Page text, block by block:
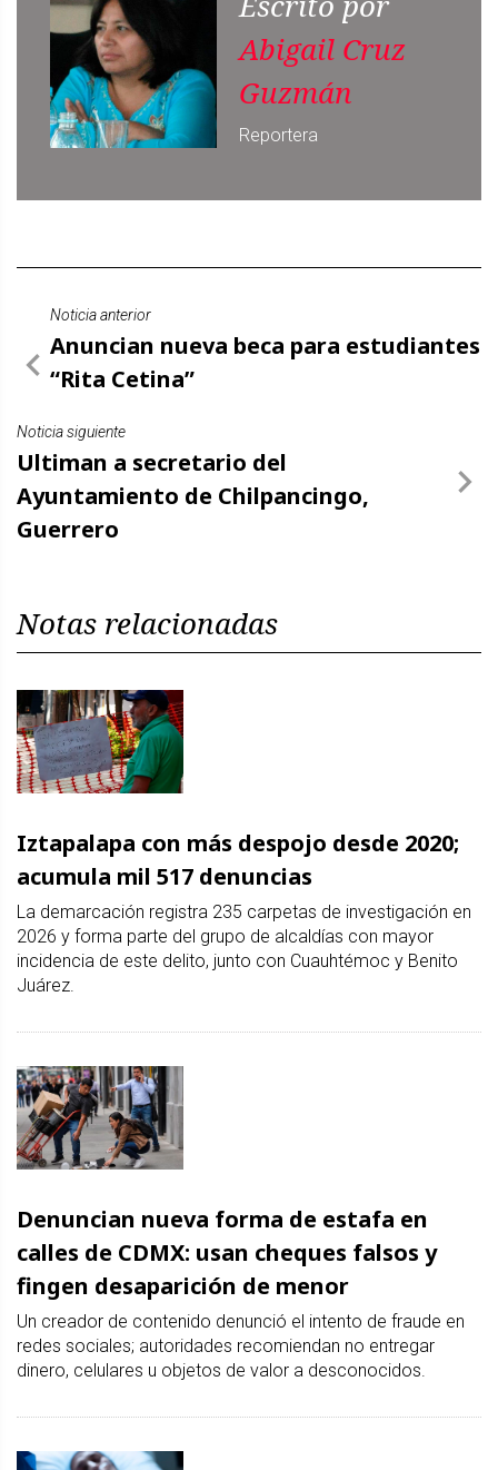
Abigail Cruz
Guzmán
Reportera
Noticia anterior
Anuncian nueva beca para estudiantes
“Rita Cetina”
Noticia siguiente
Ultiman a secretario del
Ayuntamiento de Chilpancingo,
Guerrero
Notas relacionadas
Iztapalapa con más despojo desde 2020;
acumula mil 517 denuncias
La demarcación registra 235 carpetas de investigación en
2026 y forma parte del grupo de alcaldías con mayor
incidencia de este delito, junto con Cuauhtémoc y Benito
Juárez.
Denuncian nueva forma de estafa en
calles de CDMX: usan cheques falsos y
fingen desaparición de menor
Un creador de contenido denunció el intento de fraude en
redes sociales; autoridades recomiendan no entregar
dinero, celulares u objetos de valor a desconocidos.